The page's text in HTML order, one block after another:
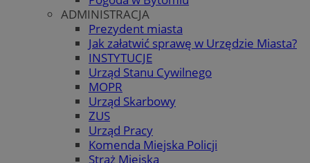
ADMINISTRACJA
Prezydent miasta
Jak załatwić sprawę w Urzędzie Miasta?
INSTYTUCJE
Urząd Stanu Cywilnego
MOPR
Urząd Skarbowy
ZUS
Urząd Pracy
Komenda Miejska Policji
Straż Miejska